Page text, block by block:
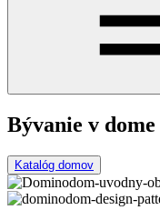
Bývanie v dome
Katalóg domov